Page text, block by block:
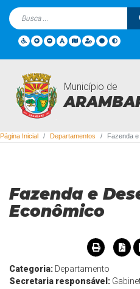
Município de
Departamentos
Página Inicial Departamentos Fazenda
Fazenda e
Econômico
Categoria: Departamento
Secretaria responsável: